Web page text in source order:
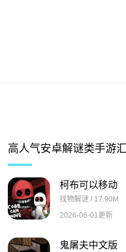
高人气安卓解谜类手游
柯布可以移动
找物解谜 / 17.90M
2026-06-01更新
鬼屠夫中文版